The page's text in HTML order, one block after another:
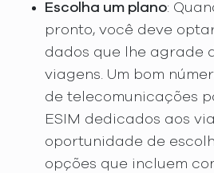
Escolha um plano:
pronto, você deve
dados que lhe agrade
viagens. Um bom
de telecomunicações
ESIM dedicados aos
oportunidade de
opções que incluem